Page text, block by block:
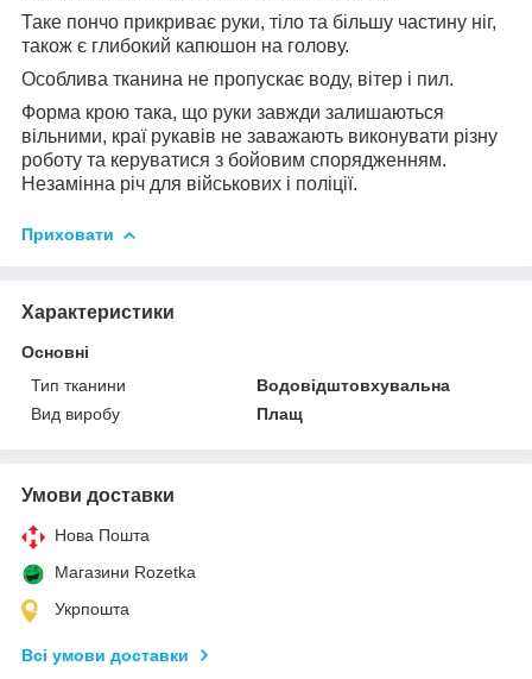
Таке пончо прикриває руки, тіло та більшу частину ніг,
також є глибокий капюшон на голову.
Особлива тканина не пропускає воду, вітер і пил.
Форма крою така, що руки завжди залишаються
вільними, краї рукавів не заважають виконувати різну
роботу та керуватися з бойовим спорядженням.
Незамінна річ для військових і поліції.
Приховати
Характеристики
Основні
Тип тканини
Водовідштовхувальна
Вид виробу
Плащ
Умови доставки
Нова Пошта
Магазини Rozetka
Укрпошта
Всі умови доставки